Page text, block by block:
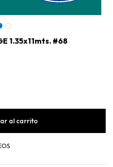
1.35x11mts. #68
al carrito